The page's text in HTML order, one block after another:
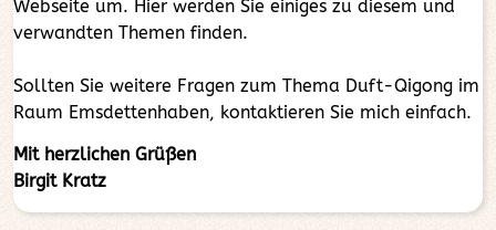
Webseite um. Hier werden Sie einiges zu diesem und
verwandten Themen finden.
Sollten Sie weitere Fragen zum Thema Duft-Qigong im
Raum Emsdettenhaben, kontaktieren Sie mich einfach.
Mit herzlichen Grüßen
Birgit Kratz